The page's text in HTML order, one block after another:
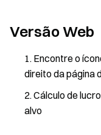
Versão Web
Encontre o
direito da página
Cálculo de
alvo